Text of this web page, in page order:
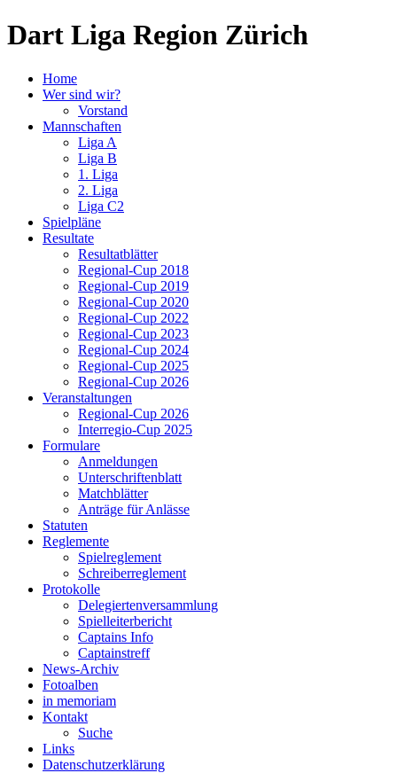
Dart Liga Region Zürich
Home
Wer sind wir?
Vorstand
Mannschaften
Liga A
Liga B
1. Liga
2. Liga
Liga C2
Spielpläne
Resultate
Resultatblätter
Regional-Cup 2018
Regional-Cup 2019
Regional-Cup 2020
Regional-Cup 2022
Regional-Cup 2023
Regional-Cup 2024
Regional-Cup 2025
Regional-Cup 2026
Veranstaltungen
Regional-Cup 2026
Interregio-Cup 2025
Formulare
Anmeldungen
Unterschriftenblatt
Matchblätter
Anträge für Anlässe
Statuten
Reglemente
Spielreglement
Schreiberreglement
Protokolle
Delegiertenversammlung
Spielleiterbericht
Captains Info
Captainstreff
News-Archiv
Fotoalben
in memoriam
Kontakt
Suche
Links
Datenschutzerklärung